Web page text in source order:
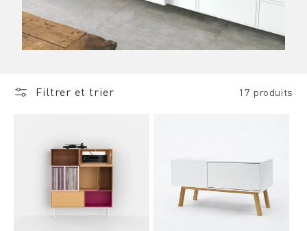
Filtrer et trier 17 produits